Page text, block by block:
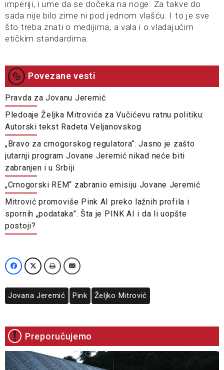
imperiji, i ume da se dočeka na noge. Za takve do
sada nije bilo zime ni pod jednom vlašću. I to je sve
što treba znati o medijima, a vala i o vladajućim
etičkim standardima.
Povezane vesti
Pravda za Jovanu Jeremić
Pledoaje Željka Mitrovića za Vučićevu ratnu politiku:
Autorski tekst Radeta Veljanovskog
„Bravo za crnogorskog regulatora“: Jasno je zašto
jutarnji program Jovane Jeremić nikad neće biti
zabranjen i u Srbiji
„Crnogorski REM“ zabranio emisiju Jovane Jeremić
Mitrović promoviše Pink AI preko lažnih profila i
spornih „podataka”. Šta je PINK AI i da li uopšte
postoji?
Jovana Jeremić Pink Željko Mitrović
Preporučujemo